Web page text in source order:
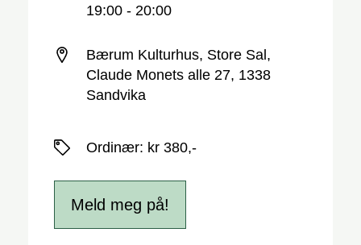
19:00 - 20:00
Bærum Kulturhus, Store Sal,
Claude Monets alle 27, 1338
Sandvika
Ordinær: kr 380,-
Meld meg på!